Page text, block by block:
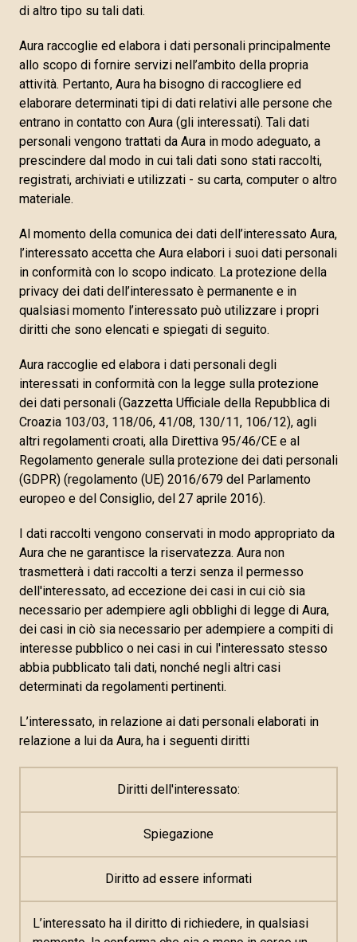
di altro tipo su tali dati.
Aura raccoglie ed elabora i dati personali principalmente
allo scopo di fornire servizi nell’ambito della propria
attività. Pertanto, Aura ha bisogno di raccogliere ed
elaborare determinati tipi di dati relativi alle persone che
entrano in contatto con Aura (gli interessati). Tali dati
personali vengono trattati da Aura in modo adeguato, a
prescindere dal modo in cui tali dati sono stati raccolti,
registrati, archiviati e utilizzati - su carta, computer o altro
materiale.
Al momento della comunica dei dati dell’interessato Aura,
l’interessato accetta che Aura elabori i suoi dati personali
in conformità con lo scopo indicato. La protezione della
privacy dei dati dell’interessato è permanente e in
qualsiasi momento l’interessato può utilizzare i propri
diritti che sono elencati e spiegati di seguito.
Aura raccoglie ed elabora i dati personali degli
interessati in conformità con la legge sulla protezione
dei dati personali (Gazzetta Ufficiale della Repubblica di
Croazia 103/03, 118/06, 41/08, 130/11, 106/12), agli
altri regolamenti croati, alla Direttiva 95/46/CE e al
Regolamento generale sulla protezione dei dati personali
(GDPR) (regolamento (UE) 2016/679 del Parlamento
europeo e del Consiglio, del 27 aprile 2016).
I dati raccolti vengono conservati in modo appropriato da
Aura che ne garantisce la riservatezza. Aura non
trasmetterà i dati raccolti a terzi senza il permesso
dell'interessato, ad eccezione dei casi in cui ciò sia
necessario per adempiere agli obblighi di legge di Aura,
dei casi in ciò sia necessario per adempiere a compiti di
interesse pubblico o nei casi in cui l'interessato stesso
abbia pubblicato tali dati, nonché negli altri casi
determinati da regolamenti pertinenti.
L’interessato, in relazione ai dati personali elaborati in
relazione a lui da Aura, ha i seguenti diritti
Diritti dell'interessato:
Spiegazione
Diritto ad essere informati
L’interessato ha il diritto di richiedere, in qualsiasi